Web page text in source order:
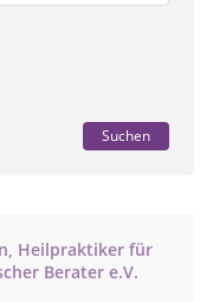
Suchen
Heilpraktiker für
Berater e.V.